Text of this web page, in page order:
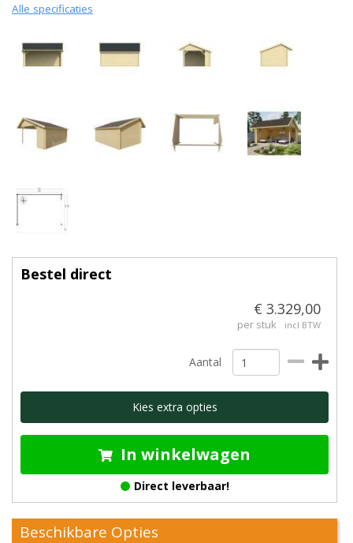
Alle specificaties
Bestel direct
€ 3.329,00
per stuk incl BTW
Aantal
Kies extra opties
In winkelwagen
Direct leverbaar!
Beschikbare Opties